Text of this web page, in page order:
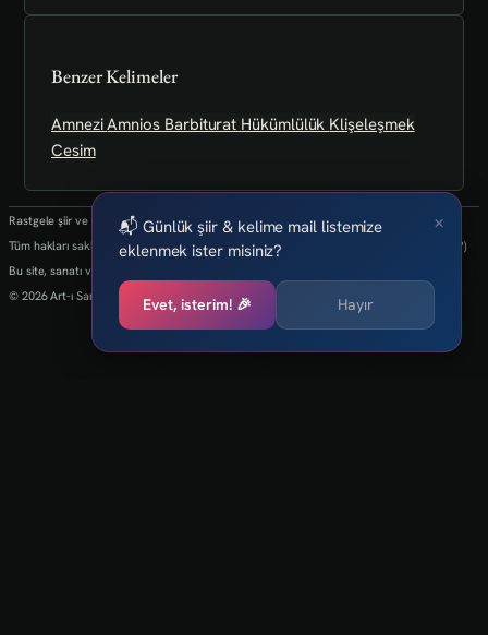
Benzer Kelimeler
AmneziAmnios Barbiturat Hükümlülük Klişeleşmek
Cesim
Rastgele şiir ve kelimeler her 24 saatte bir yenilenmektedir.
Tüm hakları saklıdır.(biz kaybettik bulan varsa info@art-isanat.com.tr'ye mail atabilir mi?)
Bu site, sanatı ve yaratıcılığı dijital dünyaya taşıma arzusu ile kurulmuştur.
© 2026 Art-ı Sanat
×
📬 Günlük şiir & kelime mail listemize
eklenmek ister misiniz?
Evet, isterim! 🎉 Hayır